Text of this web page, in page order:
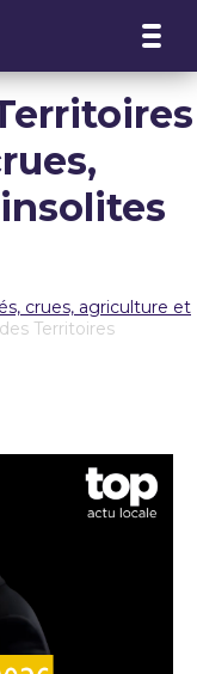
crues, agriculture et
Territoires